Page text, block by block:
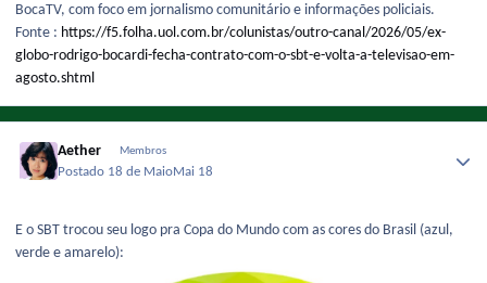
BocaTV, com foco em jornalismo comunitário e informações policiais.
Fonte : https://f5.folha.uol.com.br/colunistas/outro-canal/2026/05/ex-
globo-rodrigo-bocardi-fecha-contrato-com-o-sbt-e-volta-a-televisao-em-
agosto.shtml
Aether Membros
Postado 18 de MaioMai 18
E o SBT trocou seu logo pra Copa do Mundo com as cores do Brasil (azul,
verde e amarelo):